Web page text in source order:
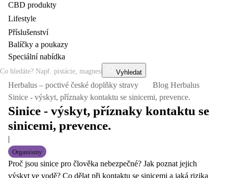
CBD produkty
Lifestyle
Příslušenství
Balíčky a poukazy
Speciální nabídka
Vyhledat
Herbalus – poctivé české doplňky stravy
Blog Herbalus
Sinice - výskyt, příznaky kontaktu se sinicemi, prevence.
Sinice - výskyt, příznaky kontaktu se
sinicemi, prevence.
|
Organismy
Proč jsou sinice pro člověka nebezpečné? Jak poznat jejich
výskyt ve vodě? Co dělat při kontaktu se sinicemi a jaká rizika